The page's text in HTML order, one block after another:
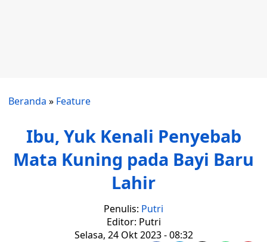
Beranda » Feature
Ibu, Yuk Kenali Penyebab
Mata Kuning pada Bayi Baru
Lahir
Penulis: Putri
Editor: Putri
Selasa, 24 Okt 2023 - 08:32